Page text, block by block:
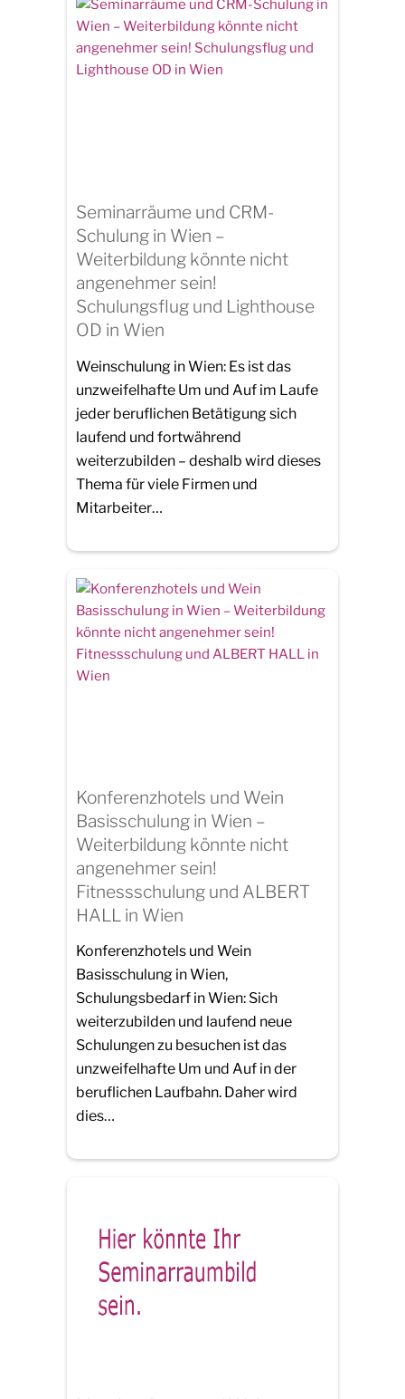
Seminarräume und CRM-
Schulung in Wien –
Weiterbildung könnte nicht
angenehmer sein!
Schulungsflug und Lighthouse
OD in Wien
Weinschulung in Wien: Es ist das
unzweifelhafte Um und Auf im Laufe
jeder beruflichen Betätigung sich
laufend und fortwährend
weiterzubilden – deshalb wird dieses
Thema für viele Firmen und
Mitarbeiter…
Konferenzhotels und Wein
Basisschulung in Wien –
Weiterbildung könnte nicht
angenehmer sein!
Fitnessschulung und ALBERT
HALL in Wien
Konferenzhotels und Wein
Basisschulung in Wien,
Schulungsbedarf in Wien: Sich
weiterzubilden und laufend neue
Schulungen zu besuchen ist das
unzweifelhafte Um und Auf in der
beruflichen Laufbahn. Daher wird
dies…